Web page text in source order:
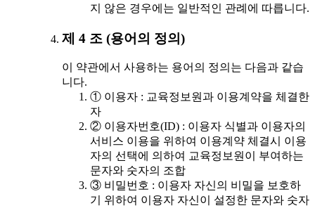
지 않은 경우에는 일반적인 관례에 따릅니다.
제 4 조 (용어의 정의)
이 약관에서 사용하는 용어의 정의는 다음과 같습
니다.
① 이용자 : 교육정보원과 이용계약을 체결한
자
② 이용자번호(ID) : 이용자 식별과 이용자의
서비스 이용을 위하여 이용계약 체결시 이용
자의 선택에 의하여 교육정보원이 부여하는
문자와 숫자의 조합
③ 비밀번호 : 이용자 자신의 비밀을 보호하
기 위하여 이용자 자신이 설정한 문자와 숫자